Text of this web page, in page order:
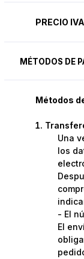
PRECIO
MÉTODOS DE
Métodos
Una
los
- El
El